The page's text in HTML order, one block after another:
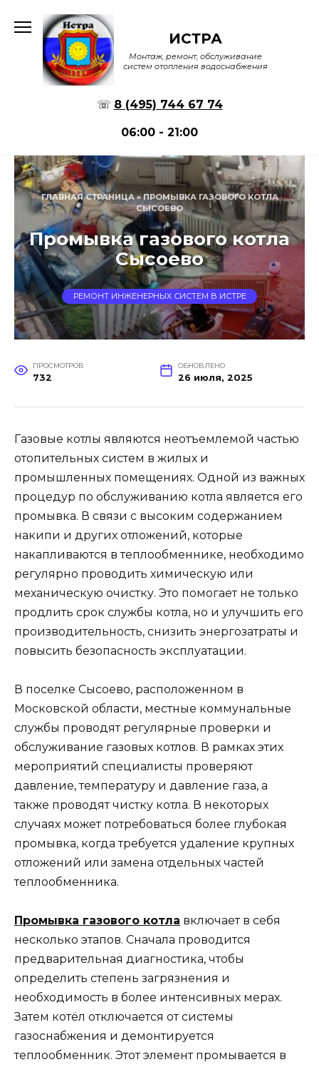
содержанию
ИСТРА
Монтаж, ремонт, обслуживание
систем отопления водоснабжения
☏ 8 (495) 744 67 74
06:00 - 21:00
ГЛАВНАЯ СТРАНИЦА»ПРОМЫВКА ГАЗОВОГО КОТЛА
СЫСОЕВО
Промывка газового котла
Сысоево
РЕМОНТ ИНЖЕНЕРНЫХ СИСТЕМ В ИСТРЕ
ПРОСМОТРОВ
732
ОБНОВЛЕНО
26 июля, 2025
Газовые котлы являются неотъемлемой частью
отопительных систем в жилых и
промышленных помещениях. Одной из важных
процедур по обслуживанию котла является его
промывка. В связи с высоким содержанием
накипи и других отложений, которые
накапливаются в теплообменнике, необходимо
регулярно проводить химическую или
механическую очистку. Это помогает не только
продлить срок службы котла, но и улучшить его
производительность, снизить энергозатраты и
повысить безопасность эксплуатации.
В поселке Сысоево, расположенном в
Московской области, местные коммунальные
службы проводят регулярные проверки и
обслуживание газовых котлов. В рамках этих
мероприятий специалисты проверяют
давление, температуру и давление газа, а
также проводят чистку котла. В некоторых
случаях может потребоваться более глубокая
промывка, когда требуется удаление крупных
отложений или замена отдельных частей
теплообменника.
Промывка газового котла включает в себя
несколько этапов. Сначала проводится
предварительная диагностика, чтобы
определить степень загрязнения и
необходимость в более интенсивных мерах.
Затем котёл отключается от системы
газоснабжения и демонтируется
теплообменник. Этот элемент промывается в